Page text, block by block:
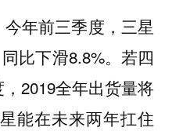
年前三季度，三星
比下滑8.8%。若四
2019全年出货量将
能在未来两年扛住